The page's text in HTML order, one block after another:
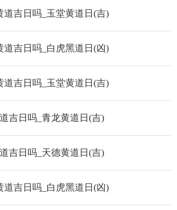
道吉日吗_玉堂黄道日(吉)
道吉日吗_白虎黑道日(凶)
道吉日吗_玉堂黄道日(吉)
吉日吗_青龙黄道日(吉)
吉日吗_天德黄道日(吉)
道吉日吗_白虎黑道日(凶)